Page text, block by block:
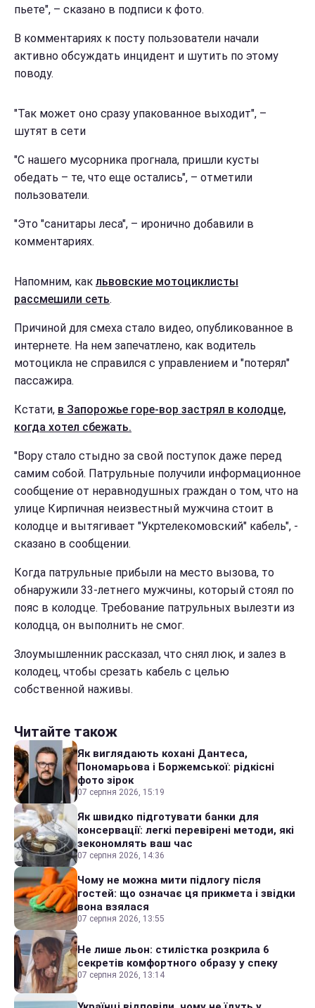
пьете", – сказано в подписи к фото.
В комментариях к посту пользователи начали
активно обсуждать инцидент и шутить по этому
поводу.
"Так может оно сразу упакованное выходит", –
шутят в сети
"С нашего мусорника прогнала, пришли кусты
обедать – те, что еще остались", – отметили
пользователи.
"Это "санитары леса", – иронично добавили в
комментариях.
Напомним, как львовские мотоциклисты
рассмешили сеть.
Причиной для смеха стало видео, опубликованное в
интернете. На нем запечатлено, как водитель
мотоцикла не справился с управлением и "потерял"
пассажира.
Кстати, в Запорожье горе-вор застрял в колодце,
когда хотел сбежать.
"Вору стало стыдно за свой поступок даже перед
самим собой. Патрульные получили информационное
сообщение от неравнодушных граждан о том, что на
улице Кирпичная неизвестный мужчина стоит в
колодце и вытягивает "Укртелекомовский" кабель", -
сказано в сообщении.
Когда патрульные прибыли на место вызова, то
обнаружили 33-летнего мужчины, который стоял по
пояс в колодце. Требование патрульных вылезти из
колодца, он выполнить не смог.
Злоумышленник рассказал, что снял люк, и залез в
колодец, чтобы срезать кабель с целью
собственной наживы.
Читайте також
Як виглядають кохані Дантеса,
Пономарьова і Боржемської: рідкісні
фото зірок
07 серпня 2026, 15:19
Як швидко підготувати банки для
консервації: легкі перевірені методи, які
зекономлять ваш час
07 серпня 2026, 14:36
Чому не можна мити підлогу після
гостей: що означає ця прикмета і звідки
вона взялася
07 серпня 2026, 13:55
Не лише льон: стилістка розкрила 6
секретів комфортного образу у спеку
07 серпня 2026, 13:14